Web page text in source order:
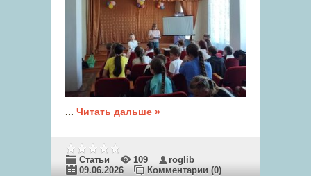
... Читать дальше »
Статьи 109
roglib
09.06.2026
Комментарии (0)